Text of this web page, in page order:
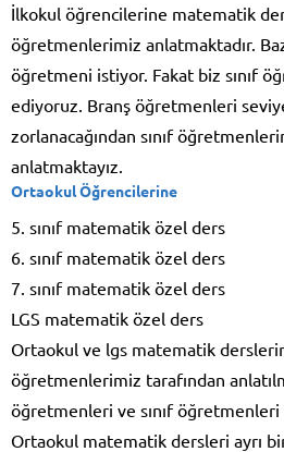
İlkokul öğrencilerine matematik
öğretmenlerimiz anlatmaktadır.
öğretmeni istiyor. Fakat biz sınıf
ediyoruz. Branş öğretmenleri
zorlanacağından sınıf
anlatmaktayız.
Ortaokul Öğrencilerine
5. sınıf matematik özel ders
6. sınıf matematik özel ders
7. sınıf matematik özel ders
LGS matematik özel ders
Ortaokul ve lgs matematik
öğretmenlerimiz tarafından
öğretmenleri ve sınıf öğretmenleri
Ortaokul matematik dersleri ayrı